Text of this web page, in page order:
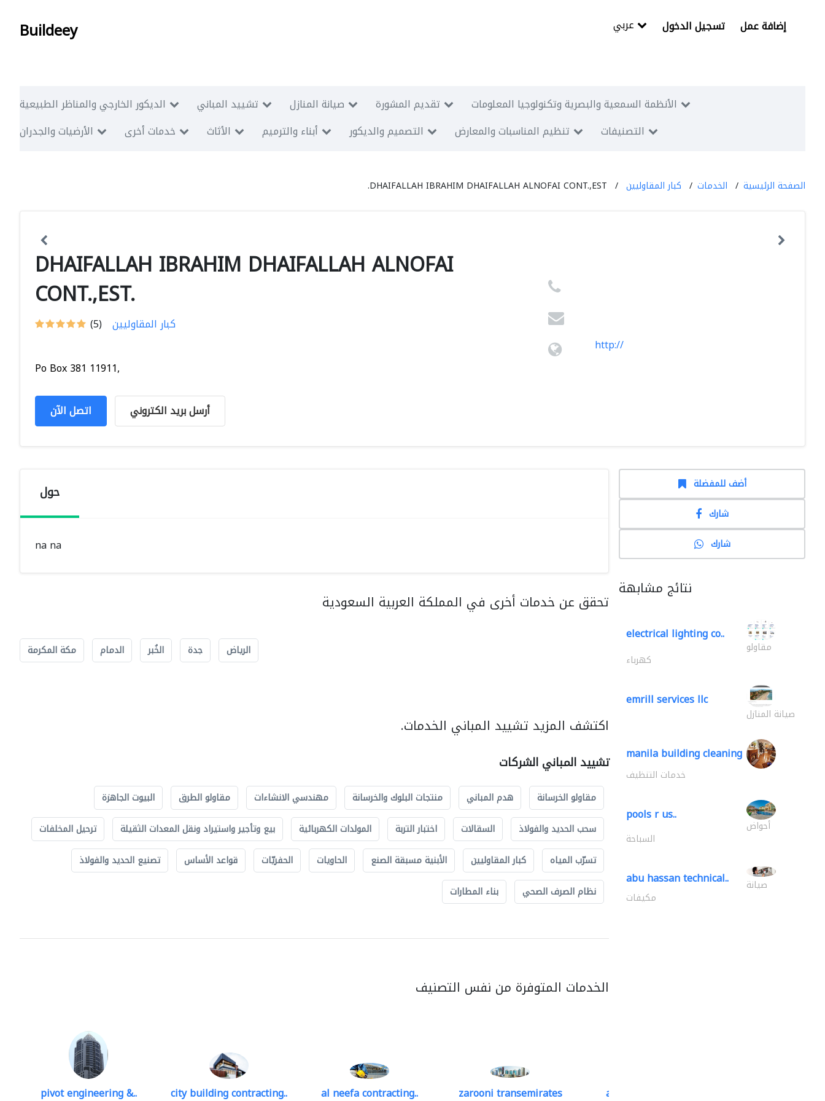
Buildeey تسجيل الدخول إضافة عمل
الديكور الخارجي والمناظر الطبيعية تشييد المباني صيانة المنازل تقديم المشورة
الأنظمة السمعية والبصرية وتكنولوجيا المعلومات
الأرضيات والجدران
خدمات أخرى الأثاث أبناء والترميم التصميم والديكور تنظيم المناسبات والمعارض التصنيفات
الصفحة الرئيسية الخدمات كبار المقاوليين DHAIFALLAH IBRAHIM DHAIFALLAH ALNOFAI CONT.,EST.
DHAIFALLAH IBRAHIM DHAIFALLAH ALNOFAI
CONT.,EST.
(5) كبار المقاوليين
Po Box 381 11911,
اتصل الآن أرسل بريد الكتروني
http://
حول
na na
تحقق عن خدمات أخرى في المملكة العربية السعودية
الرياض جدة الخُبر الدمام مكة المكرمة
اكتشف المزيد تشييد المباني الخدمات.
تشييد المباني الشركات
مقاولو الخرسانة هدم المباني منتجات البلوك والخرسانة مهندسي الانشاءات مقاولو الطرق
البيوت الجاهزة
سحب الحديد والفولاذ
السقالات اختبار التربة المولدات الكهربائية بيع وتأجير واستيراد ونقل المعدات الثقيلة
ترحيل المخلفات
تسرّب المياه
كبار المقاوليين الأبنية مسبقة الصنع الحاويات الحفريّات قواعد الأساس
تصنيع الحديد والفولاذ
نظام الصرف الصحي
بناء المطارات
الخدمات المتوفرة من نفس التصنيف
pivot engineering &.. city building contracting.. al neefa contracting.. zarooni transemirates accurate bldh cont..
أضف للمفضلة
شارك
شارك
نتائج مشابهة
electrical lighting co..
مقاولو
كهرباء
emrill services llc
صيانة المنازل
manila building cleaning
خدمات التنظيف
pools r us..
أحواض
السباحة
abu hassan technical.. صيانة
مكيفات